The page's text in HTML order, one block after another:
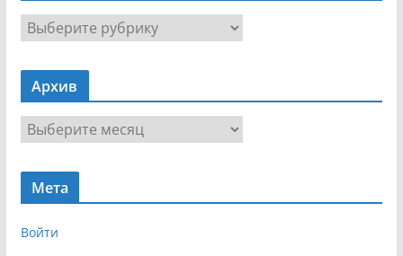
Н
в
г
я
Архив
х
Мета
Войти